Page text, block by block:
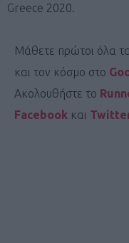
Greece 2020.
Μάθετε πρώτοι όλα
και τον κόσμο στο
Ακολουθήστε το
Facebook και